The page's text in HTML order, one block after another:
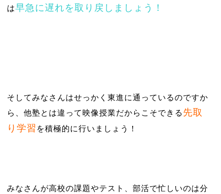
は早急に遅れを取り戻しましょう！
そしてみなさんはせっかく東進に通っているのですか
ら、他塾とは違って映像授業だからこそできる 先取
り学習 を積極的に行いましょう！
みなさんが高校の課題やテスト、部活で忙しいのは分